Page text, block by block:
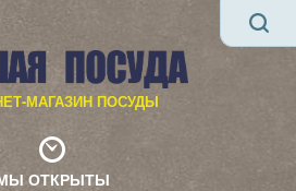
МАГАЗИН ПОСУДЫ
ОТКРЫТЫ